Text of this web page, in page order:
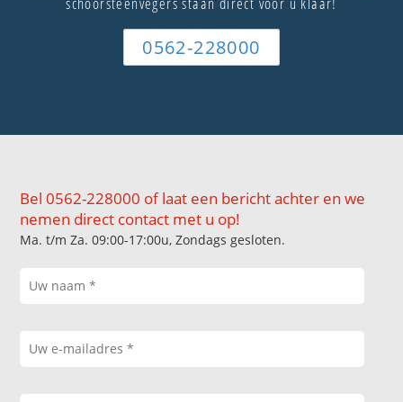
0562-228000
Bel 0562-228000 of laat een bericht achter en we
nemen direct contact met u op!
Ma. t/m Za. 09:00-17:00u, Zondags gesloten.